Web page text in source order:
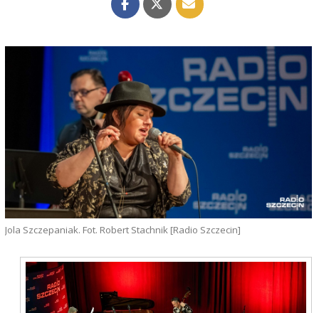
Jola Szczepaniak. Fot. Robert Stachnik [Radio Szczecin]